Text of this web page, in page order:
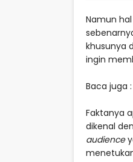
Namun
khusunya
ingin
Baca juga :
Faktanya
dikenal
audience